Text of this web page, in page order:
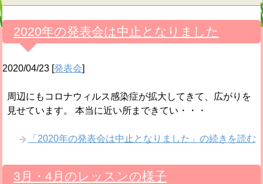
2020年の発表会は中止となりました
2020/04/23 [発表会]
周辺にもコロナウィルス感染症が拡大してきて、広がりを
見せています。 本当に近い所まできてい・・・
「2020年の発表会は中止となりました」の続きを読む
3月・4月のレッスンの様子